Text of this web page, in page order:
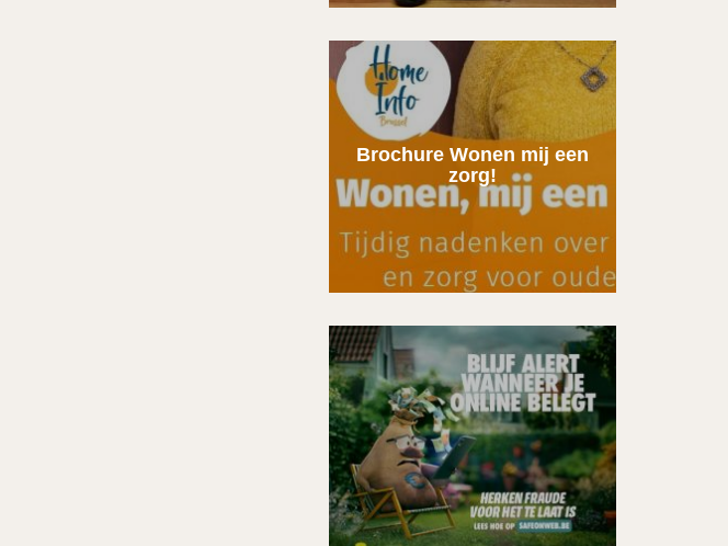
Brochure Wonen mij een
zorg!